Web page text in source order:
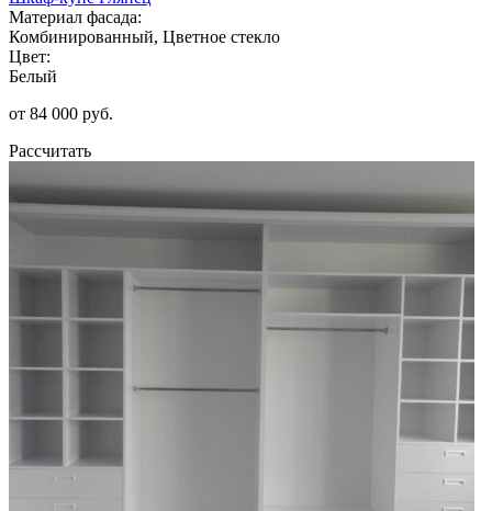
Материал фасада:
Комбинированный, Цветное стекло
Цвет:
Белый
от 84 000 руб.
Рассчитать